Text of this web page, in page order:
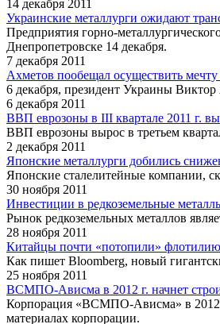
14 декабря 2011
Украинские металлурги ожидают
Предприятия горно-
Днепропетровске 14 декабря.
7 декабря 2011
Ахметов пообещал осуществить
6 декабря, президент Украины
6 декабря 2011
ВВП еврозоны в III квартале 2011 г.
ВВП еврозоны вырос в третьем
2 декабря 2011
Японские металлурги добились
Японские сталелитейные компании,
30 ноября 2011
Инвестиции в редкоземельные
Рынок редкоземельных металлов
28 ноября 2011
Китайцы почти «потопили»
Как пишет Bloomberg, новый
25 ноября 2011
ВСМПО-Ависма в 2012 г. начнет
Корпорация «ВСМПО-Ависма» в 2012
материалах корпорации.